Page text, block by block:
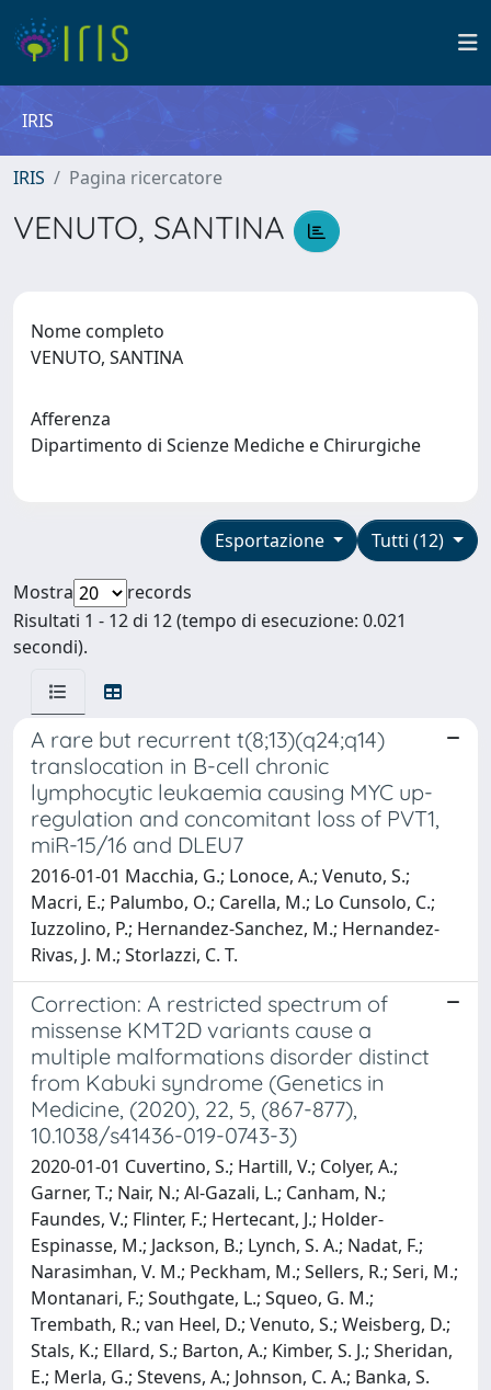
IRIS
IRIS Pagina ricercatore
VENUTO, SANTINA
Nome completo
VENUTO, SANTINA
Afferenza
Dipartimento di Scienze Mediche e Chirurgiche
Tutti (12)
Esportazione
Mostra
records
Risultati 1 - 12 di 12 (tempo di esecuzione: 0.021
secondi).
A rare but recurrent t(8;13)(q24;q14)
translocation in B-cell chronic
lymphocytic leukaemia causing MYC up-
regulation and concomitant loss of PVT1,
miR-15/16 and DLEU7
2016-01-01 Macchia, G.; Lonoce, A.; Venuto, S.;
Macri, E.; Palumbo, O.; Carella, M.; Lo Cunsolo, C.;
Iuzzolino, P.; Hernandez-Sanchez, M.; Hernandez-
Rivas, J. M.; Storlazzi, C. T.
Correction: A restricted spectrum of
missense KMT2D variants cause a
multiple malformations disorder distinct
from Kabuki syndrome (Genetics in
Medicine, (2020), 22, 5, (867-877),
10.1038/s41436-019-0743-3)
2020-01-01 Cuvertino, S.; Hartill, V.; Colyer, A.;
Garner, T.; Nair, N.; Al-Gazali, L.; Canham, N.;
Faundes, V.; Flinter, F.; Hertecant, J.; Holder-
Espinasse, M.; Jackson, B.; Lynch, S. A.; Nadat, F.;
Narasimhan, V. M.; Peckham, M.; Sellers, R.; Seri, M.;
Montanari, F.; Southgate, L.; Squeo, G. M.;
Trembath, R.; van Heel, D.; Venuto, S.; Weisberg, D.;
Stals, K.; Ellard, S.; Barton, A.; Kimber, S. J.; Sheridan,
E.; Merla, G.; Stevens, A.; Johnson, C. A.; Banka, S.